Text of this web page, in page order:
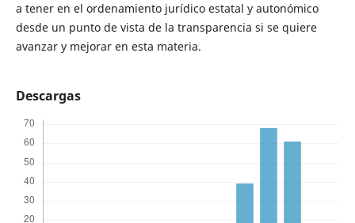
a tener en el ordenamiento jurídico estatal y autonómico
desde un punto de vista de la transparencia si se quiere
avanzar y mejorar en esta materia.
Descargas